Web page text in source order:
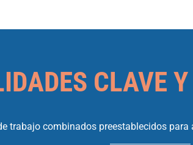
CLAVE
trabajo combinados preestablecidos